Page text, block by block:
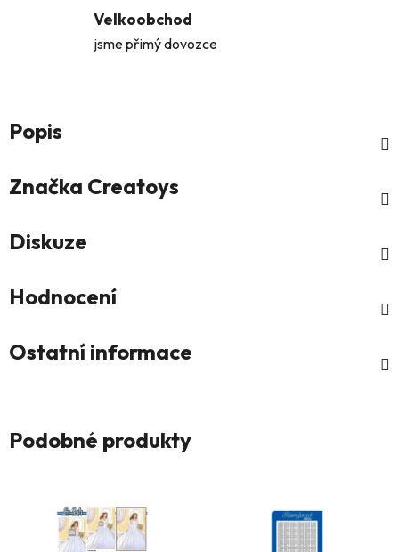
Velkoobchod
jsme přimý dovozce
Popis
Značka Creatoys
Diskuze
Hodnocení
Ostatní informace
Podobné produkty